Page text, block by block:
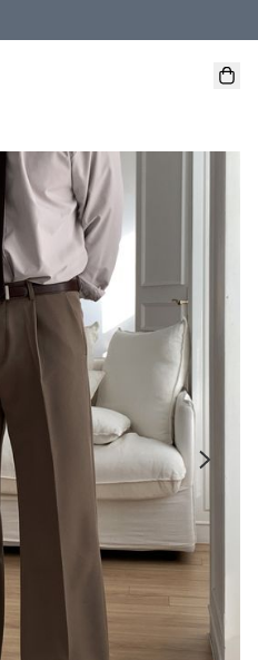
順豐送到家。